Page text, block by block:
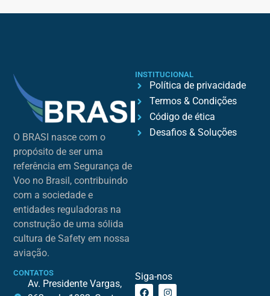
O BRASI nasce com o
propósito de ser uma
referência em Segurança de
Voo no Brasil, contribuindo
com a sociedade e
entidades reguladoras na
construção de uma sólida
cultura de Safety em nossa
aviação.
INSTITUCIONAL
Política de privacidade
Termos & Condições
Código de ética
Desafios & Soluções
CONTATOS
Av. Presidente Vargas,
Siga-nos